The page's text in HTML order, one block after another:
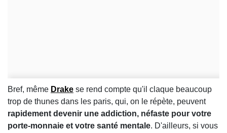
Bref, même Drake se rend compte qu'il claque beaucoup
trop de thunes dans les paris, qui, on le répète, peuvent
rapidement devenir une addiction, néfaste pour votre
porte-monnaie et votre santé mentale. D'ailleurs, si vous